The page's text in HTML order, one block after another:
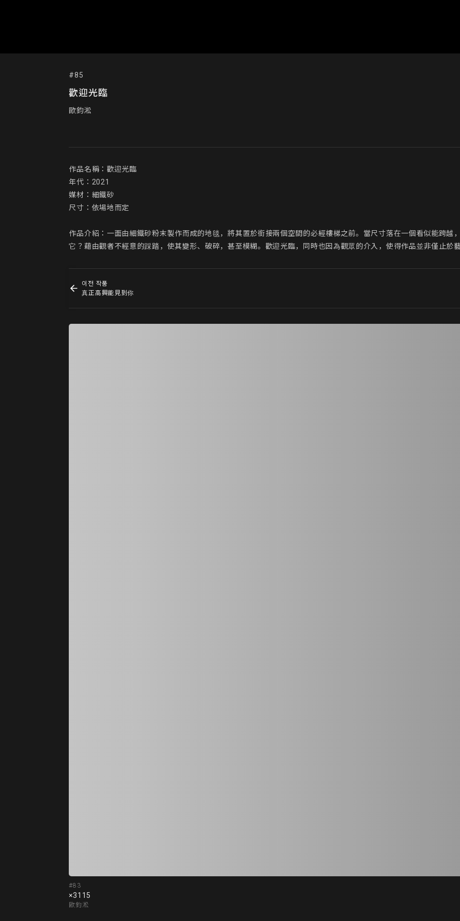
#85
歡迎光臨
歐鈞淞
作品名稱：歡迎光臨
年代：2021
媒材：細鐵砂
尺寸：依場地而定
作品介紹：一面由細鐵砂粉末製作而成的地毯，將其置於銜接兩個空間的必經樓梯之前。當尺寸落在一個看似能跨越
它？藉由觀者不經意的踩踏，使其變形、破碎，甚至模糊。歡迎光臨，同時也因為觀眾的介入，使得作品並非僅止於
이전 작품
真正高興能見到你
#83
×3115
歐鈞淞